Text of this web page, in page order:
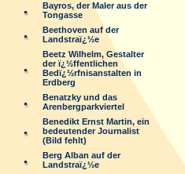
Bayros, der Maler aus der
Tongasse
Beethoven auf der
Landstraï¿½e
Beetz Wilhelm, Gestalter
der ï¿½ffentlichen
Bedï¿½rfnisanstalten in
Erdberg
Benatzky und das
Arenbergparkviertel
Benedikt Ernst Martin, ein
bedeutender Journalist
(Bild fehlt)
Berg Alban auf der
Landstraï¿½e